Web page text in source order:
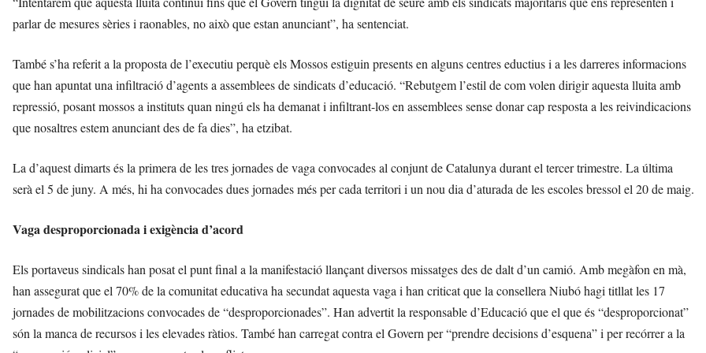
parlar de mesures sèries i raonables, no això que estan anunciant”, ha sentenciat.
També s’ha referit a la proposta de l’executiu perquè els Mossos estiguin presents en alguns centres eductius i a les darreres informacions
que han apuntat una infiltració d’agents a assemblees de sindicats d’educació. “Rebutgem l’estil de com volen dirigir aquesta lluita amb
repressió, posant mossos a instituts quan ningú els ha demanat i infiltrant-los en assemblees sense donar cap resposta a les reivindicacions
que nosaltres estem anunciant des de fa dies”, ha etzibat.
La d’aquest dimarts és la primera de les tres jornades de vaga convocades al conjunt de Catalunya durant el tercer trimestre. La última
serà el 5 de juny. A més, hi ha convocades dues jornades més per cada territori i un nou dia d’aturada de les escoles bressol el 20 de maig.
Vaga desproporcionada i exigència d’acord
Els portaveus sindicals han posat el punt final a la manifestació llançant diversos missatges des de dalt d’un camió. Amb megàfon en mà,
han assegurat que el 70% de la comunitat educativa ha secundat aquesta vaga i han criticat que la consellera Niubó hagi titllat les 17
jornades de mobilitzacions convocades de “desproporcionades”. Han advertit la responsable d’Educació que el que és “desproporcionat”
són la manca de recursos i les elevades ràtios. També han carregat contra el Govern per “prendre decisions d’esquena” i per recórrer a la